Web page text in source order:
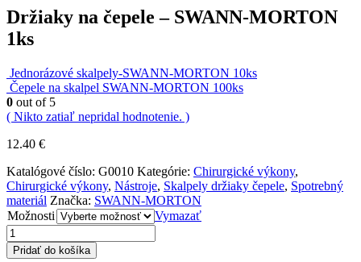
Držiaky na čepele – SWANN-MORTON
1ks
Jednorázové skalpely-SWANN-MORTON 10ks
Čepele na skalpel SWANN-MORTON 100ks
0 out of 5
( Nikto zatiaľ nepridal hodnotenie. )
12.40 €
Katalógové číslo: G0010 Kategórie: Chirurgické výkony,
Chirurgické výkony, Nástroje, Skalpely držiaky čepele, Spotrebný
materiál Značka: SWANN-MORTON
Možnosti
Vymazať
Pridať do košíka